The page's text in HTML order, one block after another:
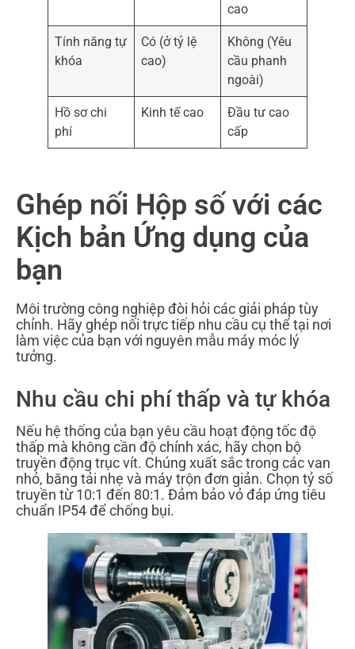
cao
Tính năng tự
khóa
Có (ở tỷ lệ
cao)
Không (Yêu
cầu phanh
ngoài)
Hồ sơ chi
phí
Kinh tế cao
Đầu tư cao
cấp
Ghép nối Hộp số với các
Kịch bản Ứng dụng của
bạn
Môi trường công nghiệp đòi hỏi các giải pháp tùy
chỉnh. Hãy ghép nối trực tiếp nhu cầu cụ thể tại nơi
làm việc của bạn với nguyên mẫu máy móc lý
tưởng.
Nhu cầu chi phí thấp và tự khóa
Nếu hệ thống của bạn yêu cầu hoạt động tốc độ
thấp mà không cần độ chính xác, hãy chọn bộ
truyền động trục vít. Chúng xuất sắc trong các van
nhỏ, băng tải nhẹ và máy trộn đơn giản. Chọn tỷ số
truyền từ 10:1 đến 80:1. Đảm bảo vỏ đáp ứng tiêu
chuẩn IP54 để chống bụi.